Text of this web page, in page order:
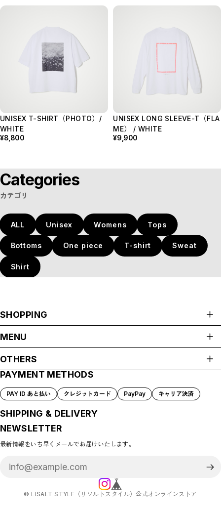
UNISEX T-SHIRT（PHOTO）/
WHITE
¥8,800
UNISEX LONG SLEEVE-T（FLA
ME） / WHITE
¥9,900
Categories
カテゴリ
ALL Unisex Womens Tops
Bottoms One piece T-shirt Sweat
Shirt
SHOPPING
Unisex
Tops
Bottoms
One piece
T-shirt
Sweat
MENU
SHOP GUIDE
PAYMENT METHODS
BLOG
MEMBERSHIP
MYPAGE
CONTACT
OTHERS
プライバシーポリシー
特定商取引法に基づく表記
会員規約
PAYMENT METHODS
PAY ID あと払い クレジットカード PayPay キャリア決済
SHIPPING & DELIVERY
NEWSLETTER
最新情報をいち早くメールでお届けいたします。
©︎ LISALT STYLE（リソルトスタイル）公式オンラインストア